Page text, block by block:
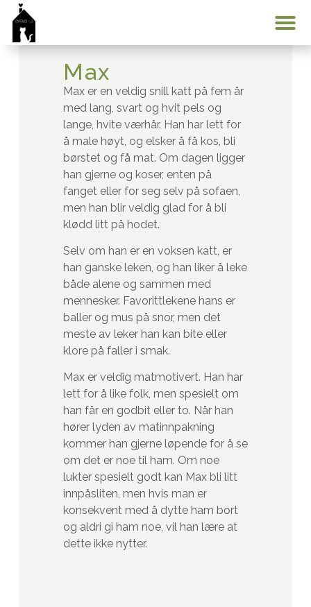
Max
Max er en veldig snill katt på fem år
med lang, svart og hvit pels og
lange, hvite værhår. Han har lett for
å male høyt, og elsker å få kos, bli
børstet og få mat. Om dagen ligger
han gjerne og koser, enten på
fanget eller for seg selv på sofaen,
men han blir veldig glad for å bli
klødd litt på hodet.
Selv om han er en voksen katt, er
han ganske leken, og han liker å leke
både alene og sammen med
mennesker. Favorittlekene hans er
baller og mus på snor, men det
meste av leker han kan bite eller
klore på faller i smak.
Max er veldig matmotivert. Han har
lett for å like folk, men spesielt om
han får en godbit eller to. Når han
hører lyden av matinnpakning
kommer han gjerne løpende for å se
om det er noe til ham. Om noe
lukter spesielt godt kan Max bli litt
innpåsliten, men hvis man er
konsekvent med å dytte ham bort
og aldri gi ham noe, vil han lære at
dette ikke nytter.